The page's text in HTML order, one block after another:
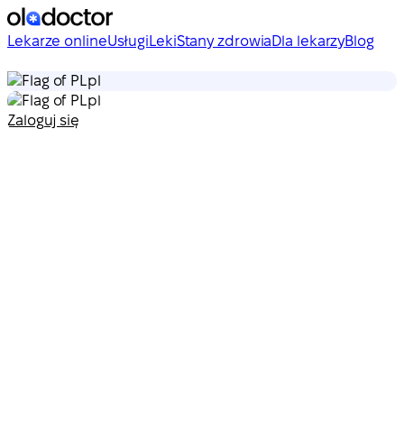
Lekarze onlineUsługi LekiStany zdrowiaDla lekarzyBlog
pl
pl
Zaloguj się